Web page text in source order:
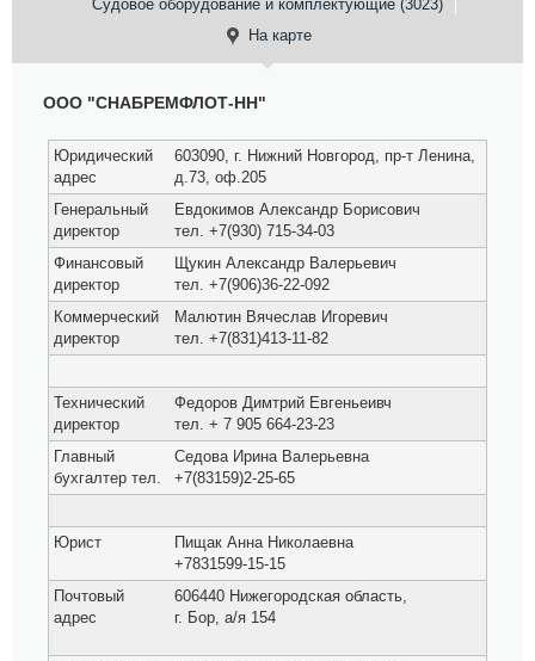
Судовое оборудование и комплектующие (3023)
На карте
ООО "СНАБРЕМФЛОТ-НН"
Юридический
адрес
603090, г. Нижний Новгород, пр-т Ленина,
д.73, оф.205
Генеральный
директор
Евдокимов Александр Борисович
тел. +7(930) 715-34-03
Финансовый
директор
Щукин Александр Валерьевич
тел. +7(906)36-22-092
Коммерческий
директор
Малютин Вячеслав Игоревич
тел. +7(831)413-11-82
Технический
директор
Федоров Димтрий Евгеньеивч
тел. + 7 905 664-23-23
Главный
бухгалтер тел.
Седова Ирина Валерьевна
+7(83159)2-25-65
Юрист
Пищак Анна Николаевна
+7831599-15-15
Почтовый
адрес
606440 Нижегородская область,
г. Бор, а/я 154